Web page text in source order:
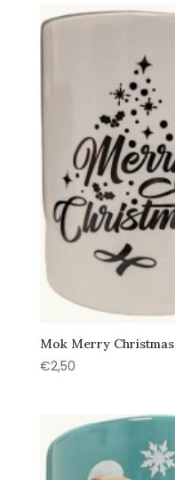
Mok Merry Christmas
€2,50